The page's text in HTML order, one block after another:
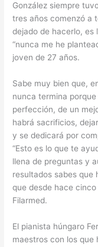
González siempre
tres años comenzó a
dejado de hacerlo, es
“nunca me he
joven de 27 años.
Sabe muy bien que,
nunca termina
perfección, de un
habrá sacrificios,
y se dedicará por
“Esto es lo que te
llena de preguntas y
resultados sabes que
que desde hace
Filarmed.
El pianista húngaro
maestros con los que